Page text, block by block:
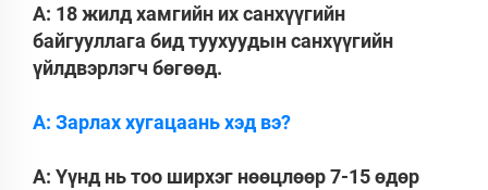
A: 18 жилд хамгийн их санхүүгийн
байгууллага бид туухуудын санхүүгийн
үйлдвэрлэгч бөгөөд.
А: Зарлах хугацаань хэд вэ?
A: Үүнд нь тоо ширхэг нөөцлөөр 7-15 өдөр